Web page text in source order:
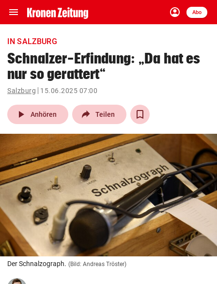
menu Navigation
ein-/ausklappen
account_circle
Anmelden
Abo
close Schließen
account_circle Anmelden
pin_drop
Wien arrow_right
bookmark
search
Suchbegriff
eingeben
© Krone Multimedia GmbH & Co KG 2026
Muthgasse 2, 1190 Wien
IN SALZBURG
Schnalzer-Erfindung: „Da hat es
nur so gerattert“
Salzburg 15.06.2025 07:00
play_arrow Anhören Teilen
Der Schnalzograph. (Bild: Andreas Tröster)